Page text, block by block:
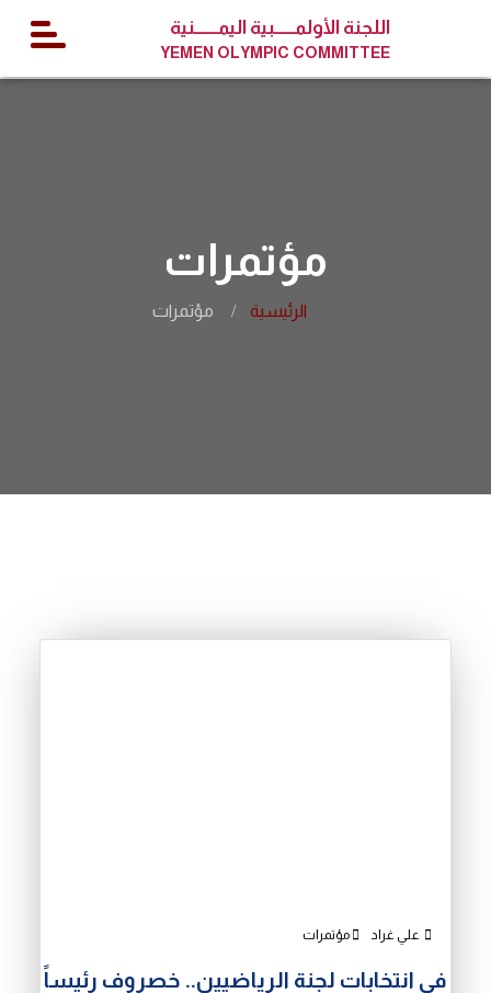
اللجنة الأولمــــــبية اليمـــــــنية
YEMEN OLYMPIC COMMITTEE
مؤتمرات
الرئيسية مؤتمرات
علي غراد مؤتمرات
في انتخابات لجنة الرياضيين.. خصروف رئيساً